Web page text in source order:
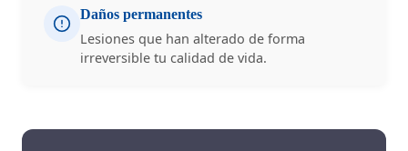
Daños permanentes
Lesiones que han alterado de forma
irreversible tu calidad de vida.